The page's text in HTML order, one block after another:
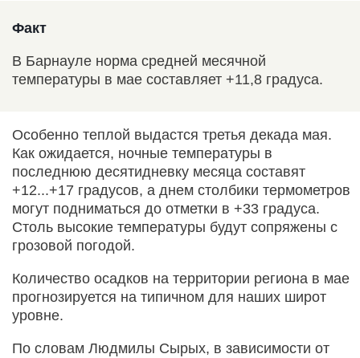
Факт
В Барнауле норма средней месячной
температуры в мае составляет +11,8 градуса.
Особенно теплой выдастся третья декада мая.
Как ожидается, ночные температуры в
последнюю десятидневку месяца составят
+12...+17 градусов, а днем столбики термометров
могут подниматься до отметки в +33 градуса.
Столь высокие температуры будут сопряжены с
грозовой погодой.
Количество осадков на территории региона в мае
прогнозируется на типичном для наших широт
уровне.
По словам Людмилы Сырых, в зависимости от